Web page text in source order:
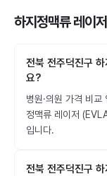
하지정맥류 레이
전북 전주덕진구
요?
병원·의원 가격 비교
정맥류 레이저
입니다.
전북 전주덕진구